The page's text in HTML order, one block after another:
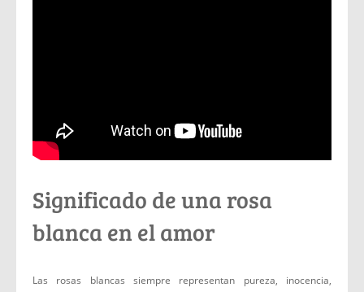
Significado de una rosa
blanca en el amor
Las rosas blancas siempre representan pureza, inocencia,